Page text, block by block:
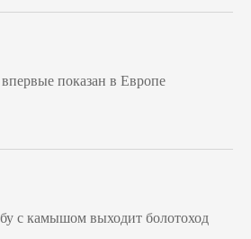
показан в Европе
с камышом выходит болотоход